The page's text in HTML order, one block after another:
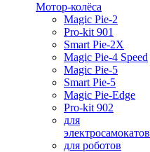
Мотор-колёса
Magic Pie-2
Pro-kit 901
Smart Pie-2X
Magic Pie-4 Speed
Magic Pie-5
Smart Pie-5
Magic Pie-Edge
Pro-kit 902
для
электросамокатов
для роботов